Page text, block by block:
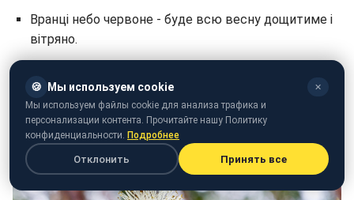
Вранці небо червоне - буде всю весну дощитиме і
вітряно.
хмари і з'єднуються одна з одною - чекай сильної
зливи.
Зацвіла верба - чекай потепління.
🍪 Мы используем cookie ✕
Мы используем файлы cookie для анализа трафика и
персонализации контента. Прочитайте нашу Политику
конфиденциальности. Подробнее
Отклонить Принять все